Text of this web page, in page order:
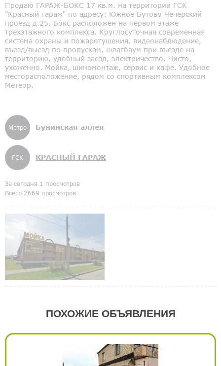
Продаю ГАРАЖ-БОКС 17 кв.м. на территории ГСК
"Красный гараж" по адресу: Южное Бутово Чечерский
проезд д.25. Бокс расположен на первом этаже
трехэтажного комплекса. Круглосуточная современная
система охраны и пожаротушения, видеонаблюдение,
въезд/выезд по пропускам, шлагбаум при въезде на
территорию, удобный заезд, электричество. Чисто,
ухоженно. Мойка, шиномонтаж, сервис и кафе. Удобное
месторасположение, рядом со спортивным комплексом
Метеор.
Метро Бунинская аллея
ГСК КРАСНЫЙ ГАРАЖ
За сегодня 1 просмотров
Всего 2669 просмотров
ПОХОЖИЕ ОБЪЯВЛЕНИЯ